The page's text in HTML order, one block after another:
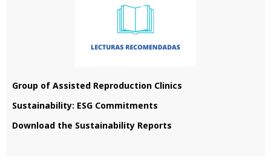
Group of Assisted Reproduction Clinics
Sustainability: ESG Commitments
Download the Sustainability Reports